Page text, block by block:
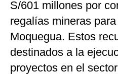
S/601 millones por
regalías mineras
Moquegua. Estos
destinados a la
proyectos en el